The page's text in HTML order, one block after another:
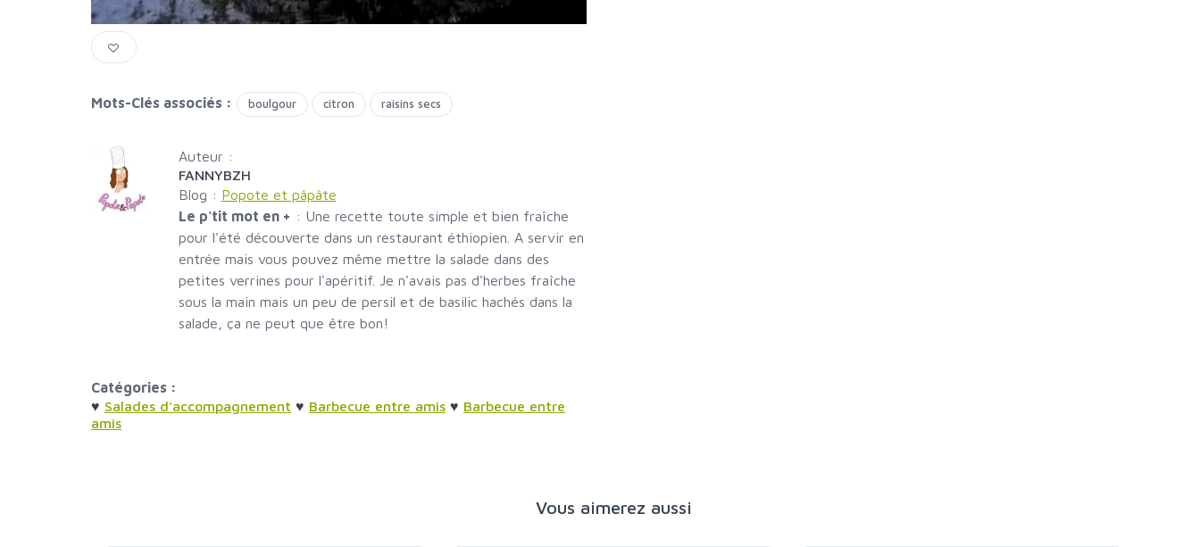
Mots-Clés associés : boulgour citron raisins secs
Auteur :
FANNYBZH
Blog : Popote et pâpâte
Le p'tit mot en + : Une recette toute simple et bien fraîche
pour l'été découverte dans un restaurant éthiopien. A servir en
entrée mais vous pouvez même mettre la salade dans des
petites verrines pour l'apéritif. Je n'avais pas d'herbes fraîche
sous la main mais un peu de persil et de basilic hachés dans la
salade, ça ne peut que être bon!
Catégories :
♥ Salades d'accompagnement ♥ Barbecue entre amis ♥ Barbecue entre
amis
Vous aimerez aussi